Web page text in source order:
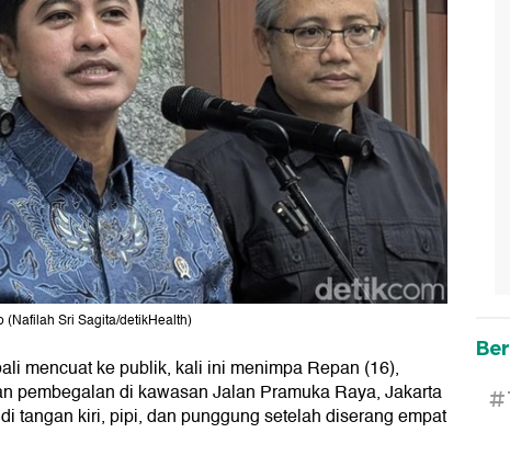
(Nafilah Sri Sagita/detikHealth)
mencuat ke publik, kali ini menimpa Repan (16),
pembegalan di kawasan Jalan Pramuka Raya, Jakarta
tangan kiri, pipi, dan punggung setelah diserang empat